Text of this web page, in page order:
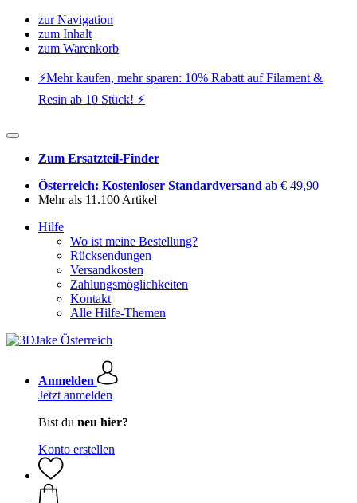
zur Navigation
zum Inhalt
zum Warenkorb
⚡️Mehr kaufen, mehr sparen: 10% Rabatt auf Filament &
Resin ab 10 Stück! ⚡️
Zum Ersatzteil-Finder
Österreich: Kostenloser Standardversand ab € 49,90
Mehr als 11.100 Artikel
Hilfe
Wo ist meine Bestellung?
Rücksendungen
Versandkosten
Zahlungsmöglichkeiten
Kontakt
Alle Hilfe-Themen
Anmelden
Jetzt anmelden
Bist du neu hier?
Konto erstellen